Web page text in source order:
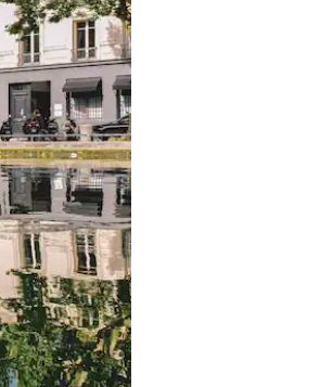
tikken of swipen.